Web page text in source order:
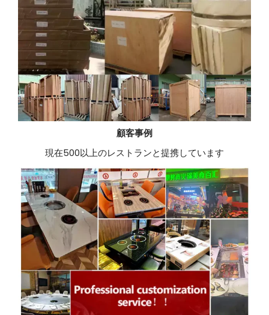
顧客事例
現在500以上のレストランと提携しています